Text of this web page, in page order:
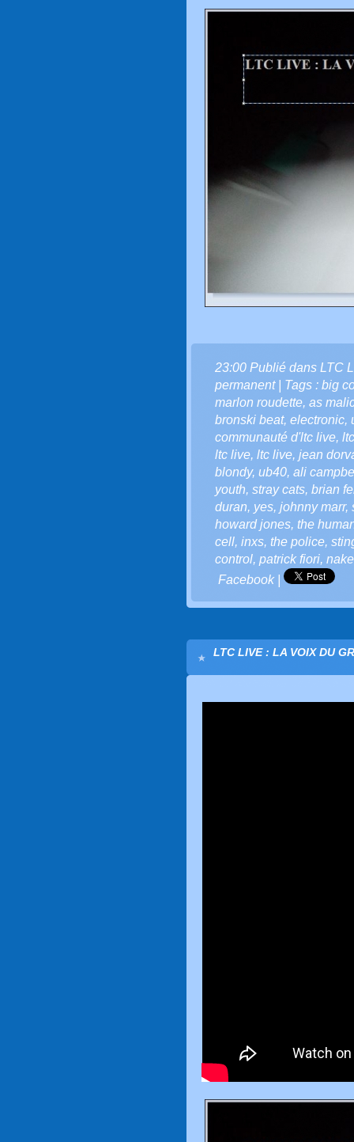
23:00 Publié dans LTC
permanent| Tags : big
marlon roudette, as
bronski beat, electronic,
communauté d'ltc live,
ltc live, ltc live, jean
blondy, ub40, ali
youth, stray cats, brian
duran, yes, johnny marr,
howard jones, the
cell, inxs, the police,
control, patrick fiori,
Facebook|
LTC LIVE : LA VOIX DU